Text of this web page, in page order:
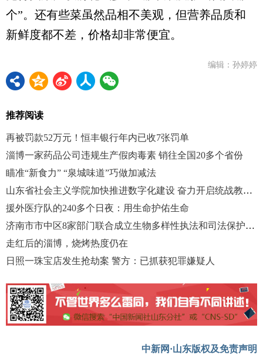
个”。还有些菜虽然品相不美观，但营养品质和
新鲜度都不差，价格却非常便宜。
编辑：孙婷婷
推荐阅读
再被罚款52万元！恒丰银行年内已收7张罚单
淄博一家药品公司违规生产假肉毒素 销往全国20多个省份
瞄准“新食力” “泉城味道”巧做加减法
山东省社会主义学院加快推进数字化建设 奋力开启统战教培新篇章
援外医疗队的240多个日夜：用生命护佑生命
济南市市中区8家部门联合成立生物多样性执法和司法保护联盟
走红后的淄博，烧烤热度仍在
日照一珠宝店发生抢劫案 警方：已抓获犯罪嫌疑人
中新网·山东版权及免责声明